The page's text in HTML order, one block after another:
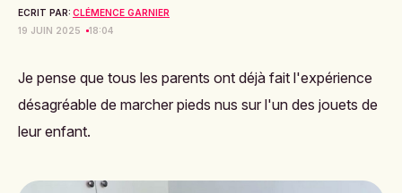
ECRIT PAR: CLÉMENCE GARNIER
19 JUIN 2025
18:04
Je pense que tous les parents ont déjà fait l'expérience
désagréable de marcher pieds nus sur l'un des jouets de
leur enfant.